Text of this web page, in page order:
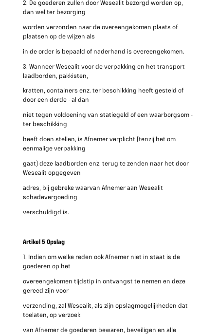
2. De goederen zullen door Wesealit bezorgd worden op,
dan wel ter bezorging
worden verzonden naar de overeengekomen plaats of
plaatsen op de wijzen als
in de order is bepaald of naderhand is overeengekomen.
3. Wanneer Wesealit voor de verpakking en het transport
laadborden, pakkisten,
kratten, containers enz. ter beschikking heeft gesteld of
door een derde - al dan
niet tegen voldoening van statiegeld of een waarborgsom -
ter beschikking
heeft doen stellen, is Afnemer verplicht (tenzij het om
eenmalige verpakking
gaat) deze laadborden enz. terug te zenden naar het door
Wesealit opgegeven
adres, bij gebreke waarvan Afnemer aan Wesealit
schadevergoeding
verschuldigd is.
Artikel 5 Opslag
1. Indien om welke reden ook Afnemer niet in staat is de
goederen op het
overeengekomen tijdstip in ontvangst te nemen en deze
gereed zijn voor
verzending, zal Wesealit, als zijn opslagmogelijkheden dat
toelaten, op verzoek
van Afnemer de goederen bewaren, beveiligen en alle